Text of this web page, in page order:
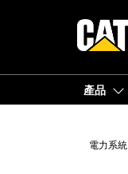
產品
電力系統